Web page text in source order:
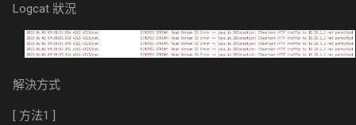
Logcat 狀況
解決方式
[ 方法1 ]